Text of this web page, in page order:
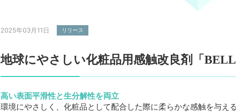
2025年03月11日 リリース
地球にやさしい化粧品用感触改良剤「
高い表面平滑性と生分解性を両立
環境にやさしく、化粧品として配合した際に柔らかな感触を与え